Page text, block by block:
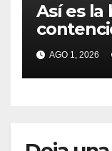
Así es la
longitud,
AGO 1, 2026